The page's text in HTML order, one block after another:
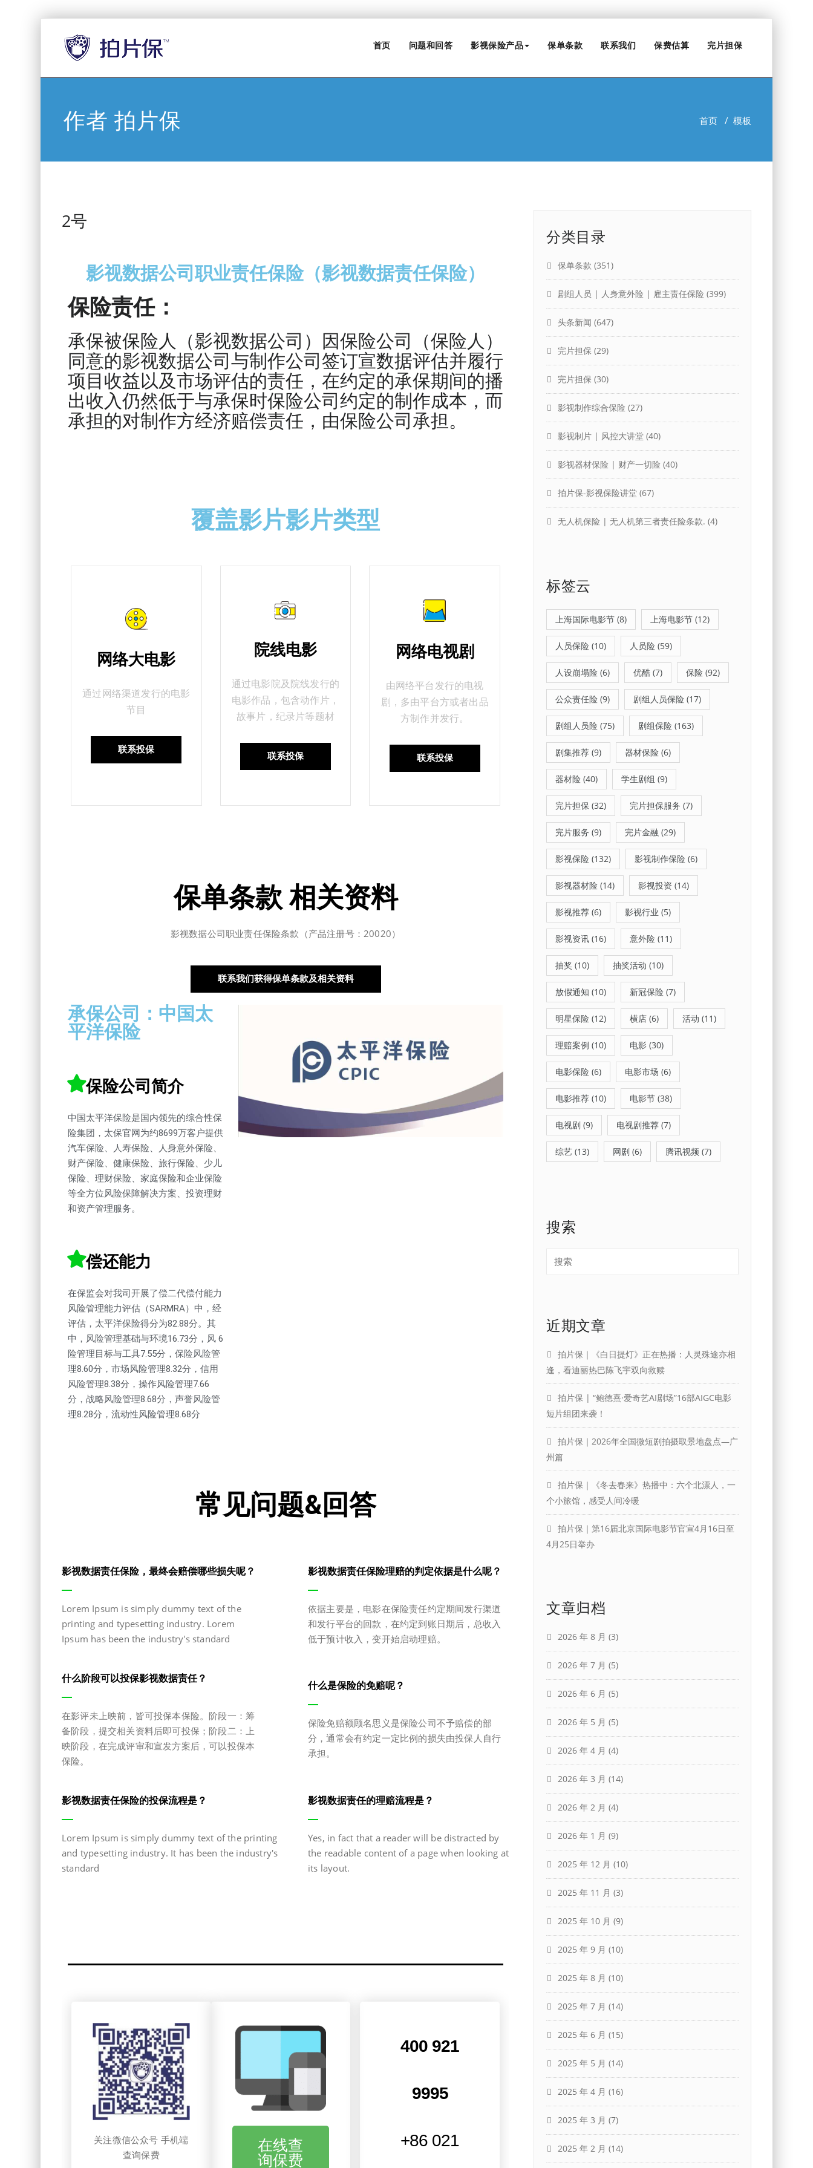
首页 问题和回答 影视保险产品 保单条款 联系我们 保费估算 完片担保
作者 拍片保 首页 / 模板
2号
影视数据公司职业责任保险（影视数据责任保险）
保险责任：
承保被保险人（影视数据公司）因保险公司（保险人）
同意的影视数据公司与制作公司签订宣数据评估并履行
项目收益以及市场评估的责任，在约定的承保期间的播
出收入仍然低于与承保时保险公司约定的制作成本，而
承担的对制作方经济赔偿责任，由保险公司承担。
覆盖影片影片类型
网络大电影
通过网络渠道发行的电影
节目
联系投保
院线电影
通过电影院及院线发行的
电影作品，包含动作片，
故事片，纪录片等题材
联系投保
网络电视剧
由网络平台发行的电视
剧，多由平台方或者出品
方制作并发行。
联系投保
保单条款 相关资料
影视数据公司职业责任保险条款（产品注册号：20020）
联系我们获得保单条款及相关资料
承保公司：中国太
平洋保险
保险公司简介
中国太平洋保险是国内领先的综合性保
险集团，太保官网为约8699万客户提供
汽车保险、人寿保险、人身意外保险、
财产保险、健康保险、旅行保险、少儿
保险、理财保险、家庭保险和企业保险
等全方位风险保障解决方案、投资理财
和资产管理服务。
偿还能力
在保监会对我司开展了偿二代偿付能力
风险管理能力评估（SARMRA）中，经
评估，太平洋保险得分为82.88分。其
中，风险管理基础与环境16.73分，风 6
险管理目标与工具7.55分，保险风险管
理8.60分，市场风险管理8.32分，信用
风险管理8.38分，操作风险管理7.66
分，战略风险管理8.68分，声誉风险管
理8.28分，流动性风险管理8.68分
常见问题&回答
影视数据责任保险，最终会赔偿哪些损失呢？
Lorem Ipsum is simply dummy text of the
printing and typesetting industry. Lorem
Ipsum has been the industry's standard
影视数据责任保险理赔的判定依据是什么呢？
依据主要是，电影在保险责任约定期间发行渠道
和发行平台的回款，在约定到账日期后，总收入
低于预计收入，变开始启动理赔。
什么阶段可以投保影视数据责任？
在影评未上映前，皆可投保本保险。阶段一：筹
备阶段，提交相关资料后即可投保；阶段二：上
映阶段，在完成评审和宣发方案后，可以投保本
保险。
什么是保险的免赔呢？
保险免赔额顾名思义是保险公司不予赔偿的部
分，通常会有约定一定比例的损失由投保人自行
承担。
影视数据责任保险的投保流程是？
Lorem Ipsum is simply dummy text of the printing
and typesetting industry. It has been the industry's
standard
影视数据责任的理赔流程是？
Yes, in fact that a reader will be distracted by
the readable content of a page when looking at
its layout.
关注微信公众号 手机端
查询保费
在线查
询保费
400 921
9995
+86 021
分类目录
保单条款 (351)
剧组人员 | 人身意外险 | 雇主责任保险 (399)
头条新闻 (647)
完片担保 (29)
完片担保 (30)
影视制作综合保险 (27)
影视制片 | 风控大讲堂 (40)
影视器材保险 | 财产一切险 (40)
拍片保-影视保险讲堂 (67)
无人机保险 | 无人机第三者责任险条款. (4)
标签云
上海国际电影节 (8) 上海电影节 (12)
人员保险 (10) 人员险 (59)
人设崩塌险 (6) 优酷 (7) 保险 (92)
公众责任险 (9) 剧组人员保险 (17)
剧组人员险 (75) 剧组保险 (163)
剧集推荐 (9) 器材保险 (6)
器材险 (40) 学生剧组 (9)
完片担保 (32) 完片担保服务 (7)
完片服务 (9) 完片金融 (29)
影视保险 (132) 影视制作保险 (6)
影视器材险 (14) 影视投资 (14)
影视推荐 (6) 影视行业 (5)
影视资讯 (16) 意外险 (11)
抽奖 (10) 抽奖活动 (10)
放假通知 (10) 新冠保险 (7)
明星保险 (12) 横店 (6) 活动 (11)
理赔案例 (10) 电影 (30)
电影保险 (6) 电影市场 (6)
电影推荐 (10) 电影节 (38)
电视剧 (9) 电视剧推荐 (7)
综艺 (13) 网剧 (6) 腾讯视频 (7)
搜索
近期文章
拍片保｜《白日提灯》正在热播：人灵殊途亦相
逢，看迪丽热巴陈飞宇双向救赎
拍片保 | “鲍德熹·爱奇艺AI剧场”16部AIGC电影
短片组团来袭！
拍片保｜2026年全国微短剧拍摄取景地盘点—广
州篇
拍片保｜《冬去春来》热播中：六个北漂人，一
个小旅馆，感受人间冷暖
拍片保｜第16届北京国际电影节官宣4月16日至
4月25日举办
文章归档
2026 年 8 月 (3)
2026 年 7 月 (5)
2026 年 6 月 (5)
2026 年 5 月 (5)
2026 年 4 月 (4)
2026 年 3 月 (14)
2026 年 2 月 (4)
2026 年 1 月 (9)
2025 年 12 月 (10)
2025 年 11 月 (3)
2025 年 10 月 (9)
2025 年 9 月 (10)
2025 年 8 月 (10)
2025 年 7 月 (14)
2025 年 6 月 (15)
2025 年 5 月 (14)
2025 年 4 月 (16)
2025 年 3 月 (7)
2025 年 2 月 (14)